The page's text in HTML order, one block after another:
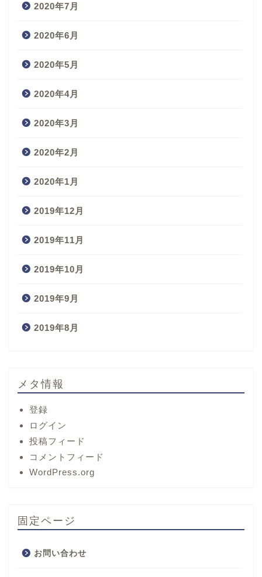
2020年7月
2020年6月
2020年5月
2020年4月
2020年3月
2020年2月
2020年1月
2019年12月
2019年11月
2019年10月
2019年9月
2019年8月
メタ情報
登録
ログイン
投稿フィード
コメントフィード
WordPress.org
固定ページ
お問い合わせ
プロフィール